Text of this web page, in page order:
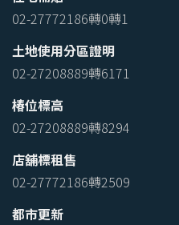
02-27772186轉0轉1
土地使用分區證明
02-27208889轉6171
椿位標高
02-27208889轉8294
店舖標租售
02-27772186轉2509
都市更新